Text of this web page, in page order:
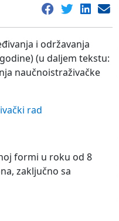
i održavanja
(u daljem tekstu:
naučnoistraživačke
rad
formi u roku od 8
zaključno sa